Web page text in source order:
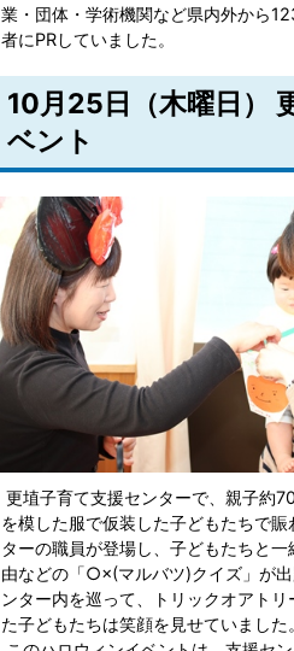
業・団体・学術機関など県内外から
者にPRしていました。
10月25日（木曜日）
ベント
更埴子育て支援センターで、親子約
を模した服で仮装した子どもたちで
ターの職員が登場し、子どもたちと
由などの「○×(マルバツ)クイズ」が
ンター内を巡って、トリックオアト
た子どもたちは笑顔を見せていました。